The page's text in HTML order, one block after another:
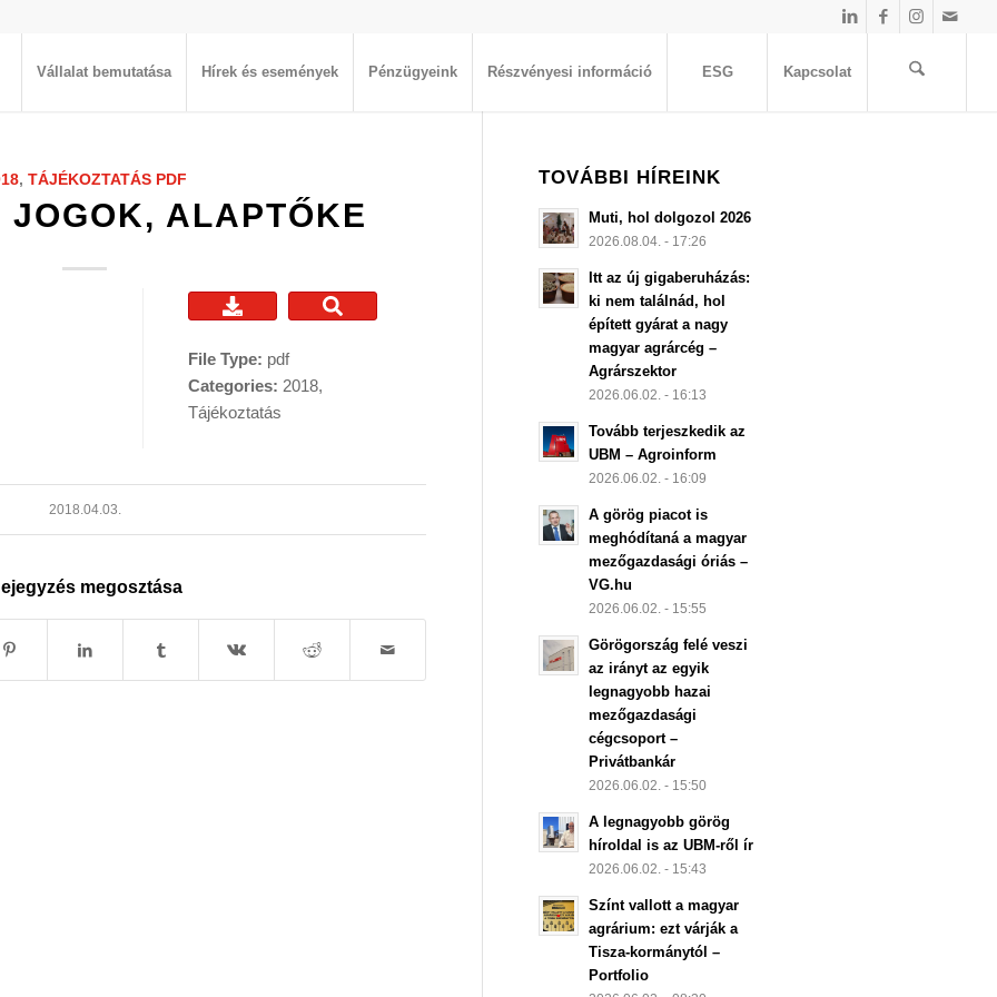
Vállalat bemutatása Hírek és események Pénzügyeink Részvényesi információ ESG Kapcsolat
, TÁJÉKOZTATÁS PDF
JOGOK, ALAPTŐKE
File Type: pdf
Categories: 2018,
Tájékoztatás
2018.04.03.
megosztása
TOVÁBBI HÍREINK
Muti, hol dolgozol 2026
2026.08.04. - 17:26
Itt az új gigaberuházás:
ki nem találnád, hol
épített gyárat a nagy
magyar agrárcég –
Agrárszektor
2026.06.02. - 16:13
Tovább terjeszkedik az
UBM – Agroinform
2026.06.02. - 16:09
A görög piacot is
meghódítaná a magyar
mezőgazdasági óriás –
VG.hu
2026.06.02. - 15:55
Görögország felé veszi
az irányt az egyik
legnagyobb hazai
mezőgazdasági
cégcsoport –
Privátbankár
2026.06.02. - 15:50
A legnagyobb görög
híroldal is az UBM-ről ír
2026.06.02. - 15:43
Színt vallott a magyar
agrárium: ezt várják a
Tisza-kormánytól –
Portfolio